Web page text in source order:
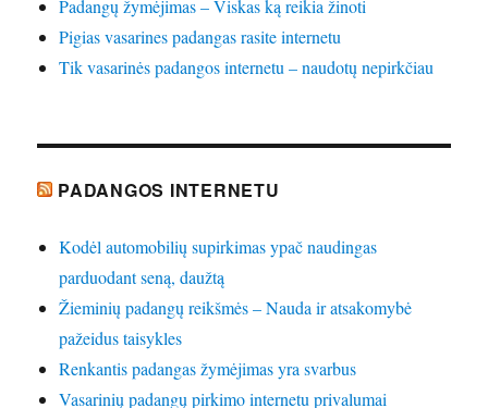
Padangų žymėjimas – Viskas ką reikia žinoti
Pigias vasarines padangas rasite internetu
Tik vasarinės padangos internetu – naudotų nepirkčiau
PADANGOS INTERNETU
Kodėl automobilių supirkimas ypač naudingas
parduodant seną, daužtą
Žieminių padangų reikšmės – Nauda ir atsakomybė
pažeidus taisykles
Renkantis padangas žymėjimas yra svarbus
Vasarinių padangų pirkimo internetu privalumai